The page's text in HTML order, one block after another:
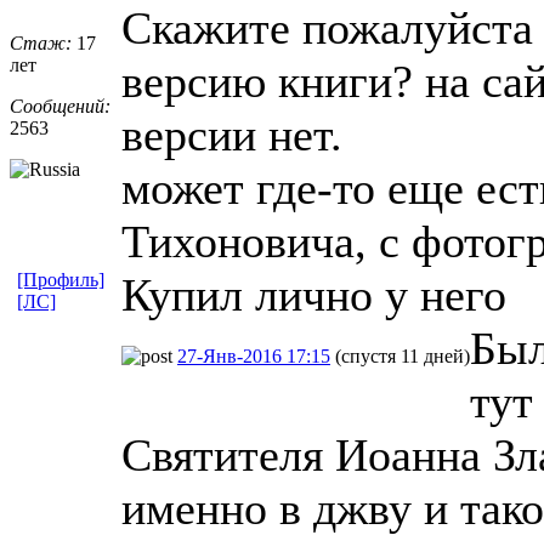
Стаж: 17
лет
Сообщений:
2563
Скажите
версию книги? на
версии нет.
может где-то еще
Тихоновича, с
Купил лично у него
[Профиль]
[ЛС]
27-Янв-2016 17:15 (спустя 11 дней)
Святителя Иоанна
именно в джву и